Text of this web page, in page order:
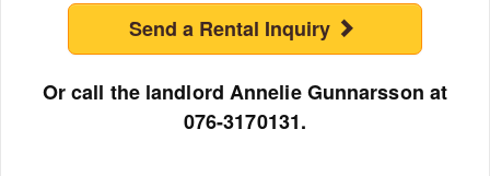
Send a Rental Inquiry
Or call the landlord Annelie Gunnarsson at
076-3170131.